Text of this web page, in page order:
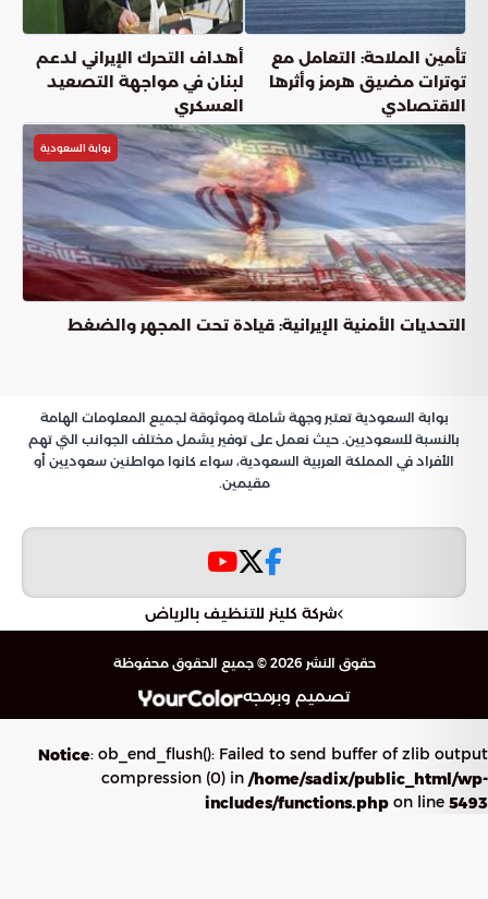
تأمين الملاحة: التعامل مع
توترات مضيق هرمز وأثرها
الاقتصادي
أهداف التحرك الإيراني لدعم
لبنان في مواجهة التصعيد
العسكري
بوابة السعودية
التحديات الأمنية الإيرانية: قيادة تحت المجهر والضغط
بوابة السعودية تعتبر وجهة شاملة وموثوقة لجميع المعلومات الهامة
بالنسبة للسعوديين. حيث نعمل على توفير يشمل مختلف الجوانب التي تهم
الأفراد في المملكة العربية السعودية، سواء كانوا مواطنين سعوديين أو
مقيمين.
شركة كلينر للتنظيف بالرياض
حقوق النشر 2026 © جميع الحقوق محفوظة
تصميم وبرمجه
Notice: ob_end_flush(): Failed to send buffer of zlib output
compression (0) in /home/sadix/public_html/wp-
includes/functions.php on line 5493